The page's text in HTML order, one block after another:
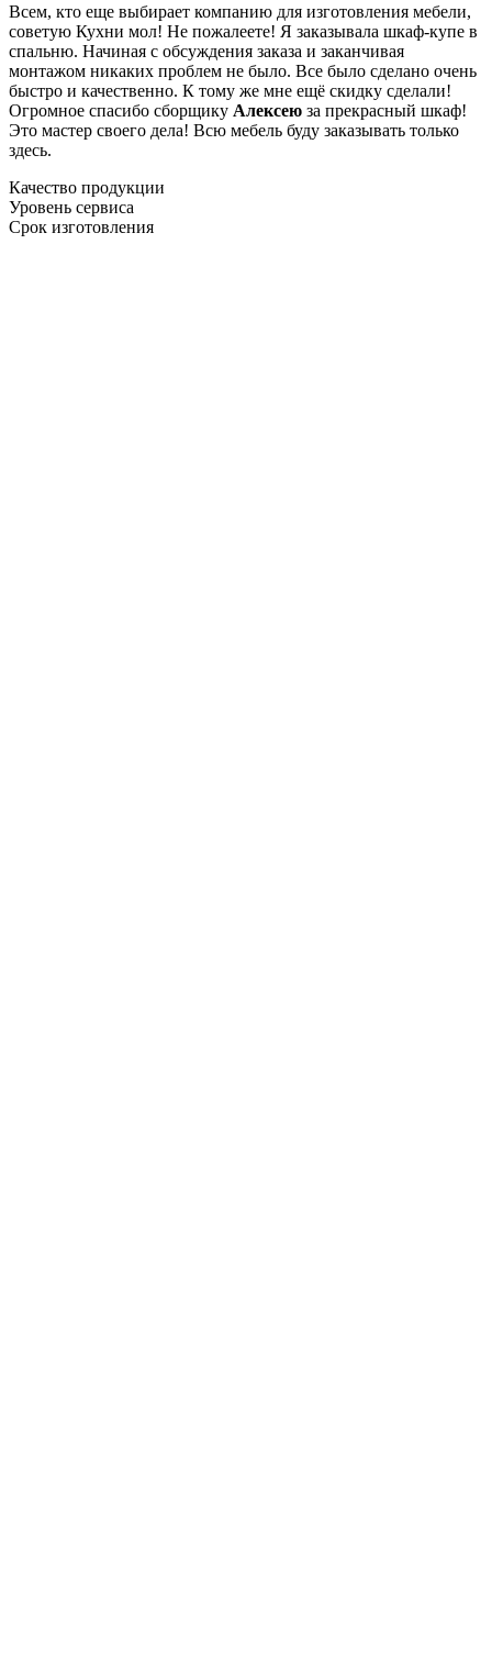
Всем, кто еще выбирает компанию для изготовления мебели,
советую Кухни мол! Не пожалеете! Я заказывала шкаф-купе в
спальню. Начиная с обсуждения заказа и заканчивая
монтажом никаких проблем не было. Все было сделано очень
быстро и качественно. К тому же мне ещё скидку сделали!
Огромное спасибо сборщику Алексею за прекрасный шкаф!
Это мастер своего дела! Всю мебель буду заказывать только
здесь.
Качество продукции
Уровень сервиса
Срок изготовления